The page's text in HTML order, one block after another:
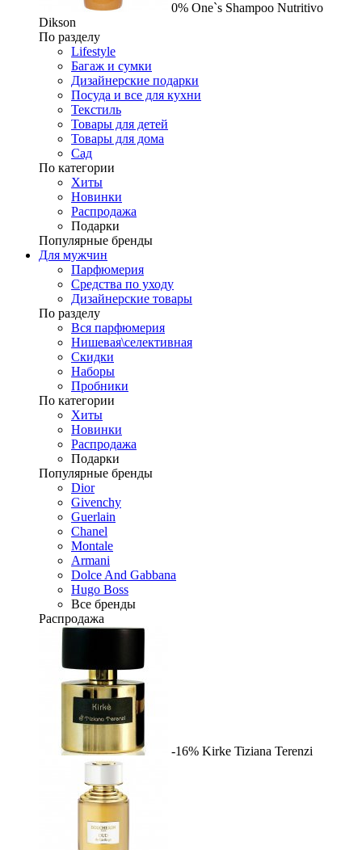
0% One`s Shampoo Nutritivo
Dikson
По разделу
Lifestyle
Багаж и сумки
Дизайнерские подарки
Посуда и все для кухни
Текстиль
Товары для детей
Товары для дома
Сад
По категории
Хиты
Новинки
Распродажа
Подарки
Популярные бренды
Для мужчин
Парфюмерия
Средства по уходу
Дизайнерские товары
По разделу
Вся парфюмерия
Нишевая\селективная
Скидки
Наборы
Пробники
По категории
Хиты
Новинки
Распродажа
Подарки
Популярные бренды
Dior
Givenchy
Guerlain
Chanel
Montale
Armani
Dolce And Gabbana
Hugo Boss
Все бренды
Распродажа
-16% Kirke Tiziana Terenzi